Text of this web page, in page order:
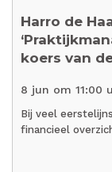
Harro de
koers van
8 jun om 11:00
Bij veel
financieel